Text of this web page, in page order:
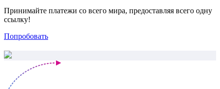
Принимайте платежи со всего мира, предоставляя всего одну
ссылку!
Попробовать